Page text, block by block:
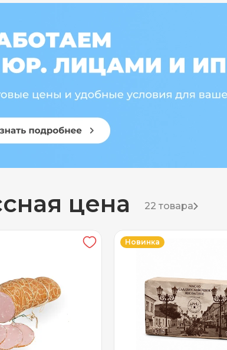
цена 22 товара
Новинка